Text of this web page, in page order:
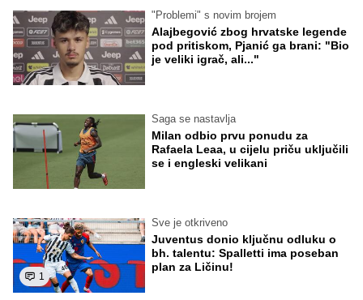
"Problemi" s novim brojem
Alajbegović zbog hrvatske legende
pod pritiskom, Pjanić ga brani: "Bio
je veliki igrač, ali..."
Saga se nastavlja
Milan odbio prvu ponudu za
Rafaela Leaa, u cijelu priču uključili
se i engleski velikani
1
Sve je otkriveno
Juventus donio ključnu odluku o
bh. talentu: Spalletti ima poseban
plan za Ličinu!